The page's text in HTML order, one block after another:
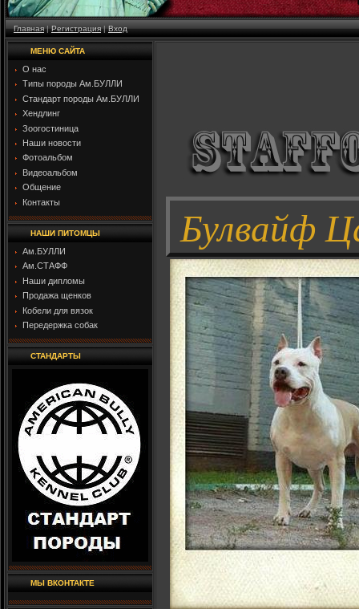
Главная|Регистрация|Вход
МЕНЮ САЙТА
О нас
Типы породы Ам.БУЛЛИ
Стандарт породы Ам.БУЛЛИ
Хендлинг
Зоогостиница
Наши новости
Фотоальбом
Видеоальбом
Общение
Контакты
НАШИ ПИТОМЦЫ
Ам.БУЛЛИ
Ам.СТАФФ
Наши дипломы
Продажа щенков
Кобели для вязок
Передержка собак
СТАНДАРТЫ
МЫ ВКОНТАКТЕ
Булвайф